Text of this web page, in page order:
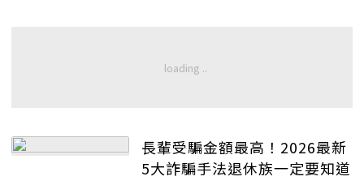
長輩受騙金額最高！2026最新
5大詐騙手法退休族一定要知道